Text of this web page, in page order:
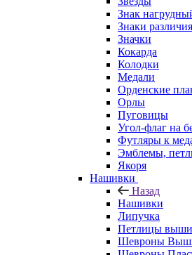
Знак
Знаки
Значки
Кокарда
Колодки
Медали
Орденские
Орлы
Пуговицы
Угол-флаг на
Футляры к
Эмблемы,
Якоря
Нашивки
Назад
Нашивки
Липучка
Петлицы
Шевроны